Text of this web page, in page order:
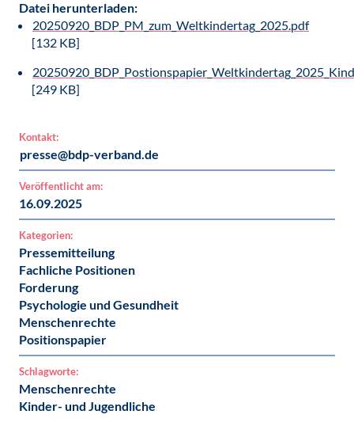
Datei herunterladen:
20250920_BDP_PM_zum_Weltkindertag_2025.pdf
[132 KB]
[249 KB]
Kontakt:
presse@bdp-verband.de
Veröffentlicht am:
16.09.2025
Kategorien:
Pressemitteilung
Fachliche Positionen
Forderung
Psychologie und Gesundheit
Menschenrechte
Positionspapier
Schlagworte:
Menschenrechte
Kinder- und Jugendliche